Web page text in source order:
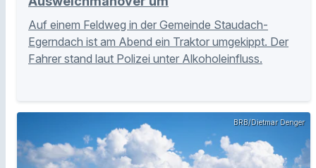
Auf einem Feldweg in der Gemeinde Staudach-
Egerndach ist am Abend ein Traktor umgekippt. Der
Fahrer stand laut Polizei unter Alkoholeinfluss.
BRB/Dietmar Denger